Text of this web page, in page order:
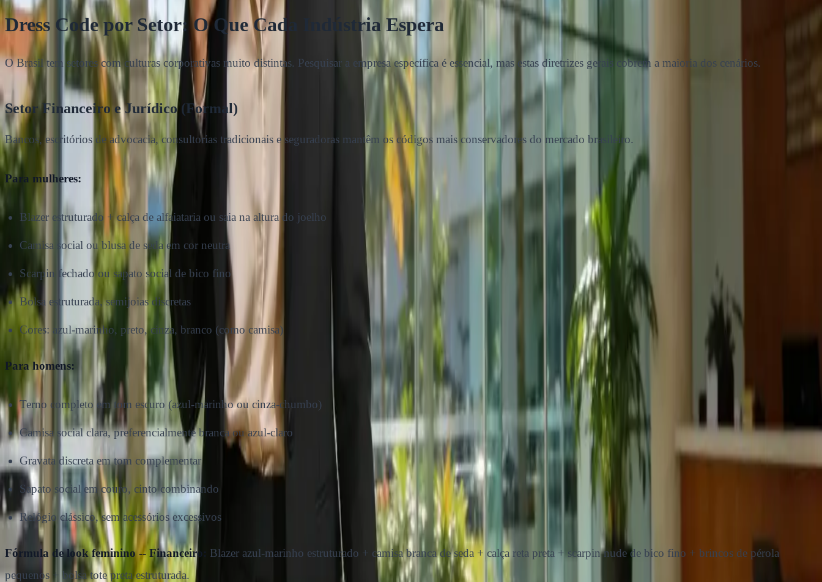
Dress Code por Setor: O Que Cada Indústria Espera
O Brasil tem setores com culturas corporativas muito distintas. Pesquisar a empresa específica é essencial, mas estas diretrizes gerais cobrem a maioria dos cenários.
Setor Financeiro e Jurídico (Formal)
Bancos, escritórios de advocacia, consultorias tradicionais e seguradoras mantêm os códigos mais conservadores do mercado brasileiro.
Para mulheres:
Blazer estruturado + calça de alfaiataria ou saia na altura do joelho
Camisa social ou blusa de seda em cor neutra
Scarpin fechado ou sapato social de bico fino
Bolsa estruturada, semijoias discretas
Cores: azul-marinho, preto, cinza, branco (como camisa)
Para homens:
Terno completo em tom escuro (azul-marinho ou cinza-chumbo)
Camisa social clara, preferencialmente branca ou azul-claro
Gravata discreta em tom complementar
Sapato social em couro, cinto combinando
Relógio clássico, sem acessórios excessivos
Fórmula de look feminino -- Financeiro: Blazer azul-marinho estruturado + camisa branca de seda + calça reta preta + scarpin nude de bico fino + brincos de pérola
pequenos + bolsa tote preta estruturada.